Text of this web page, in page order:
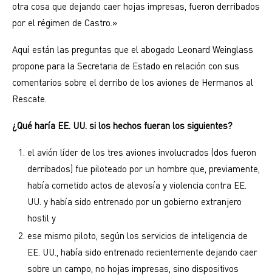
otra cosa que dejando caer hojas impresas, fueron derribados
por el régimen de Castro.»
Aquí están las preguntas que el abogado Leonard Weinglass
propone para la Secretaria de Estado en relación con sus
comentarios sobre el derribo de los aviones de Hermanos al
Rescate.
¿Qué haría EE. UU. si los hechos fueran los siguientes?
el avión líder de los tres aviones involucrados (dos fueron
derribados) fue piloteado por un hombre que, previamente,
había cometido actos de alevosía y violencia contra EE.
UU. y había sido entrenado por un gobierno extranjero
hostil y
ese mismo piloto, según los servicios de inteligencia de
EE. UU., había sido entrenado recientemente dejando caer
sobre un campo, no hojas impresas, sino dispositivos